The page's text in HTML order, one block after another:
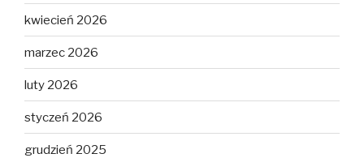
kwiecień 2026
marzec 2026
luty 2026
styczeń 2026
grudzień 2025